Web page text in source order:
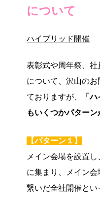
について
ハイブリッド開催
表彰式や周年祭、
について、沢山の
ておりますが、
「
もいくつかパターン
【パターン１】
メイン会場を設置
に集まり、メイン
繋いだ全社開催と